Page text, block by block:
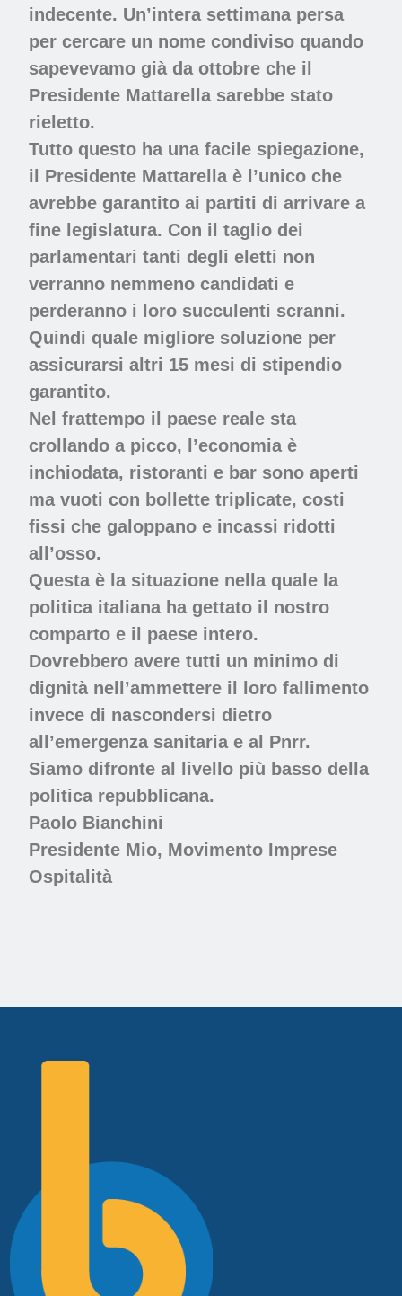
indecente. Un’intera settimana persa
per cercare un nome condiviso quando
sapevevamo già da ottobre che il
Presidente Mattarella sarebbe stato
rieletto.
Tutto questo ha una facile spiegazione,
il Presidente Mattarella è l’unico che
avrebbe garantito ai partiti di arrivare a
fine legislatura. Con il taglio dei
parlamentari tanti degli eletti non
verranno nemmeno candidati e
perderanno i loro succulenti scranni.
Quindi quale migliore soluzione per
assicurarsi altri 15 mesi di stipendio
garantito.
Nel frattempo il paese reale sta
crollando a picco, l’economia è
inchiodata, ristoranti e bar sono aperti
ma vuoti con bollette triplicate, costi
fissi che galoppano e incassi ridotti
all’osso.
Questa è la situazione nella quale la
politica italiana ha gettato il nostro
comparto e il paese intero.
Dovrebbero avere tutti un minimo di
dignità nell’ammettere il loro fallimento
invece di nascondersi dietro
all’emergenza sanitaria e al Pnrr.
Siamo difronte al livello più basso della
politica repubblicana.
Paolo Bianchini
Presidente Mio, Movimento Imprese
Ospitalità